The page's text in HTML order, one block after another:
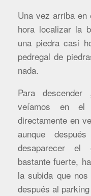
Una vez arriba
hora localizar la
una piedra casi
pedregal de
nada.
Para
veíamos en el
directamente en
aunque
desaparecer el
bastante fuerte,
la subida que
después al